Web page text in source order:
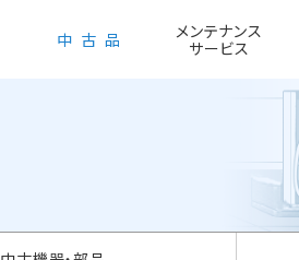
中古品
メンテナンス
サービス